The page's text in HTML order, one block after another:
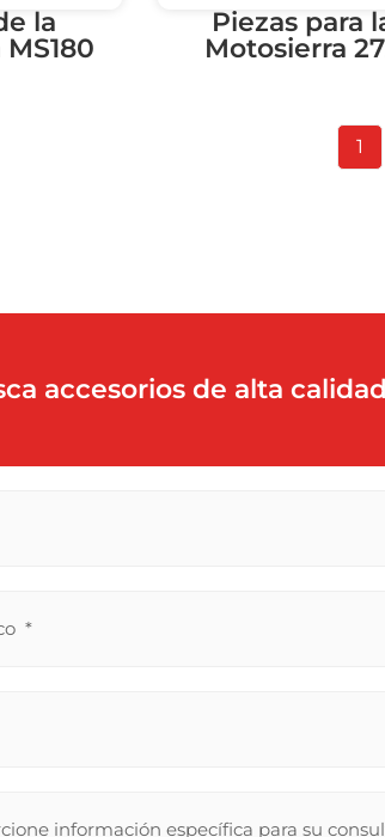
la
Piezas para
Motosierra
1
accesorios de alta